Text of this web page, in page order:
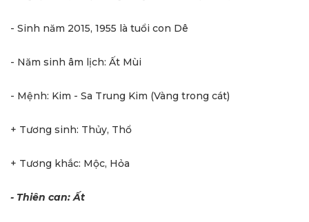
- Sinh năm 2015, 1955 là tuổi con Dê
- Năm sinh âm lịch: Ất Mùi
- Mệnh: Kim - Sa Trung Kim (Vàng trong cát)
+ Tương sinh: Thủy, Thổ
+ Tương khắc: Mộc, Hỏa
- Thiên can: Ất